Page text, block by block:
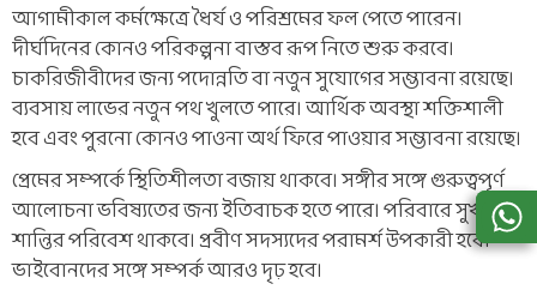
আগামীকাল কর্মক্ষেত্রে ধৈর্য ও পরিশ্রমের ফল পেতে পারেন।
দীর্ঘদিনের কোনও পরিকল্পনা বাস্তব রূপ নিতে শুরু করবে।
চাকরিজীবীদের জন্য পদোন্নতি বা নতুন সুযোগের সম্ভাবনা রয়েছে।
ব্যবসায় লাভের নতুন পথ খুলতে পারে। আর্থিক অবস্থা শক্তিশালী
হবে এবং পুরনো কোনও পাওনা অর্থ ফিরে পাওয়ার সম্ভাবনা রয়েছে।
প্রেমের সম্পর্কে স্থিতিশীলতা বজায় থাকবে। সঙ্গীর সঙ্গে গুরুত্বপূর্ণ
আলোচনা ভবিষ্যতের জন্য ইতিবাচক হতে পারে। পরিবারে সুখ ও
শান্তির পরিবেশ থাকবে। প্রবীণ সদস্যদের পরামর্শ উপকারী হবে।
ভাইবোনদের সঙ্গে সম্পর্ক আরও দৃঢ় হবে।